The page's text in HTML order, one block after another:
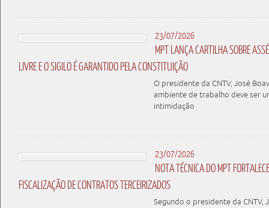
23/07/2026
MPT LANÇA CARTILHA SOBRE
LIVRE E O SIGILO É GARANTIDO PELA CONSTITUIÇÃO
O presidente da CNTV, José
ambiente de trabalho deve ser
intimidação
23/07/2026
NOTA TÉCNICA DO MPT
FISCALIZAÇÃO DE CONTRATOS TERCEIRIZADOS
Segundo o presidente da CNTV,